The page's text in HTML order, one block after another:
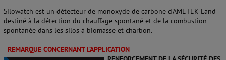
Silowatch est un détecteur de monoxyde de carbone d’AMETEK Land
destiné à la détection du chauffage spontané et de la combustion
spontanée dans les silos à biomasse et charbon.
REMARQUE CONCERNANT L’APPLICATION